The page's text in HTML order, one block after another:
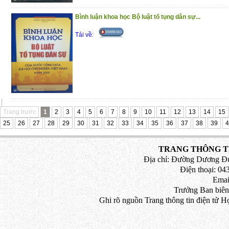
Hành chính năm 2010 – 2012
Trân trọng giới thiệu đến bạn đọc !
(18/12/2020)
Bình luận khoa học Bộ luật tố tụng dân sự...
Tải về:
Trang trước 1 2 3 4 5 6 7 8 9 10 11 12 13 14
15
25
26 27 28 29 30 31 32 33 34 35 36 37 38 39
TRANG THÔNG
Địa chỉ: Đường Dương
Điện thoại:
Trưởng Ban
Ghi rõ nguồn Trang thông tin điện tử